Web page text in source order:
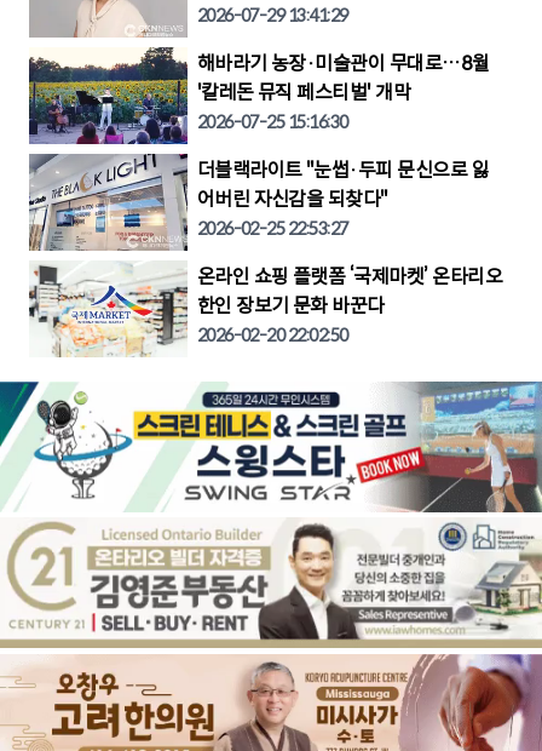
2026-07-29 13:41:29
해바라기 농장·미술관이 무대로…8월
'칼레돈 뮤직 페스티벌' 개막
2026-07-25 15:16:30
더블랙라이트 "눈썹·두피 문신으로 잃
어버린 자신감을 되찾다"
2026-02-25 22:53:27
온라인 쇼핑 플랫폼 ‘국제마켓’ 온타리오
한인 장보기 문화 바꾼다
2026-02-20 22:02:50